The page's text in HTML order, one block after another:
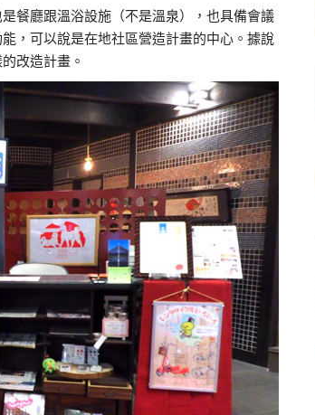
餐廳跟溫浴設施（不是溫泉），也具備會議
，可以說是在地社區營造計畫的中心。據說
改造計畫。